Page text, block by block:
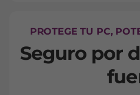
PROTEGE TU PC,
Seguro por